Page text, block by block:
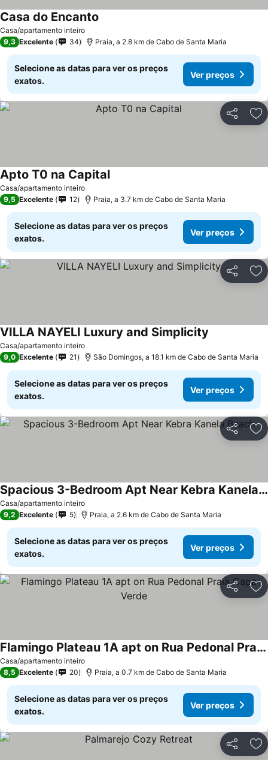
Casa/apartamento inteiro
Casa do Encanto
9,3 Excelente 34 Praia, a 2.8 km de Cabo de Santa Maria
Selecione as datas para ver os preços
exatos.
Ver preços
Partilhar
Casa/apartamento inteiro
Apto T0 na Capital
9,5 Excelente 12 Praia, a 3.7 km de Cabo de Santa Maria
Selecione as datas para ver os preços
exatos.
Ver preços
Partilhar
Casa/apartamento inteiro
VILLA NAYELI Luxury and Simplicity
9,0 Excelente 21 São Domingos, a 18.1 km de Cabo de Santa Maria
Selecione as datas para ver os preços
exatos.
Ver preços
Partilhar
Casa/apartamento inteiro
Spacious 3-Bedroom Apt Near Kebra Kanela Beach
9,2 Excelente 5 Praia, a 2.6 km de Cabo de Santa Maria
Selecione as datas para ver os preços
exatos.
Ver preços
Partilhar
Casa/apartamento inteiro
Flamingo Plateau 1A apt on Rua Pedonal Praia Cape Verde
8,5 Excelente 20 Praia, a 0.7 km de Cabo de Santa Maria
Selecione as datas para ver os preços
exatos.
Ver preços
Partilhar